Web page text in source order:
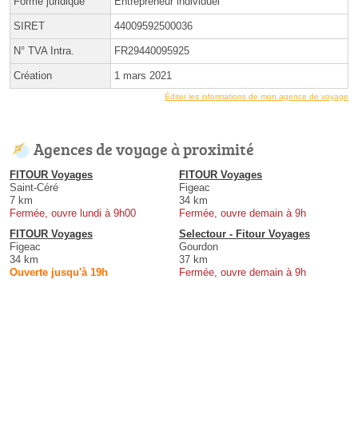
SIRET 44009592500036
N° TVA Intra. FR29440095925
Création 1 mars 2021
Éditer les informations de mon agence de voyage
Agences de voyage à proximité
FITOUR Voyages
Saint-Céré
7 km
Fermée, ouvre lundi à 9h00
FITOUR Voyages
Figeac
34 km
Fermée, ouvre demain à 9h
FITOUR Voyages
Figeac
34 km
Ouverte jusqu'à 19h
Selectour - Fitour Voyages
Gourdon
37 km
Fermée, ouvre demain à 9h